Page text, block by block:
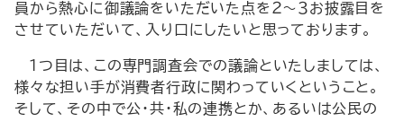
員から熱心に御議論をいただいた点を２～３お披露目を
させていただいて、入り口にしたいと思っております。
１つ目は、この専門調査会での議論といたしましては、
様々な担い手が消費者行政に関わっていくということ。
そして、その中で公・共・私の連携とか、あるいは公民の